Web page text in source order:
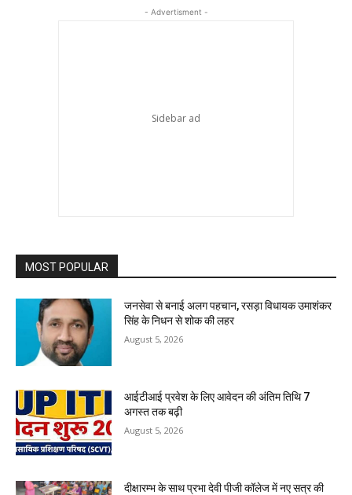
- Advertisment -
MOST POPULAR
जनसेवा से बनाई अलग पहचान, रसड़ा विधायक उमाशंकर
सिंह के निधन से शोक की लहर
August 5, 2026
आईटीआई प्रवेश के लिए आवेदन की अंतिम तिथि 7
अगस्त तक बढ़ी
August 5, 2026
दीक्षारम्भ के साथ प्रभा देवी पीजी कॉलेज में नए सत्र की